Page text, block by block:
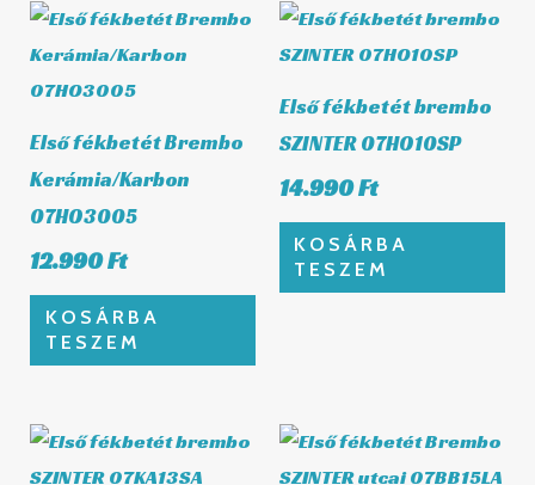
Első fékbetét Brembo
Kerámia/Karbon
07HO3005
12.990Ft
KOSÁRBA
TESZEM
Első fékbetét brembo
SZINTER 07HO10SP
14.990Ft
KOSÁRBA
TESZEM